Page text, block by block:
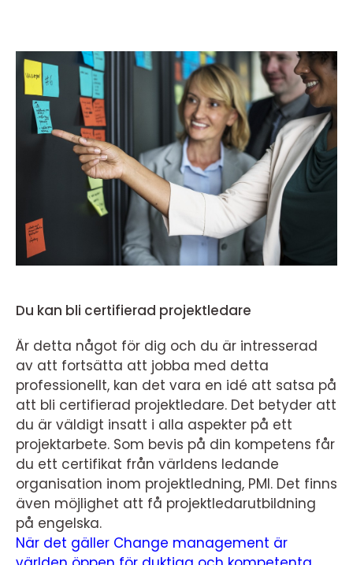
Du kan bli certifierad projektledare
Är detta något för dig och du är intresserad
av att fortsätta att jobba med detta
professionellt, kan det vara en idé att satsa på
att bli certifierad projektledare. Det betyder att
du är väldigt insatt i alla aspekter på ett
projektarbete. Som bevis på din kompetens får
du ett certifikat från världens ledande
organisation inom projektledning, PMI. Det finns
även möjlighet att få projektledarutbildning
på engelska.
När det gäller Change management är